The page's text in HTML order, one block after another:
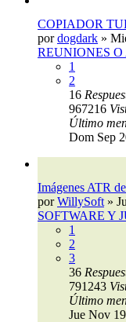
COPIADOR
pordogdark »
REUNIONES
1
2
16
967216
Último
Dom Sep
Imágenes ATR
porWillySoft »
SOFTWARE Y
1
2
3
36
791243
Último
Jue Nov